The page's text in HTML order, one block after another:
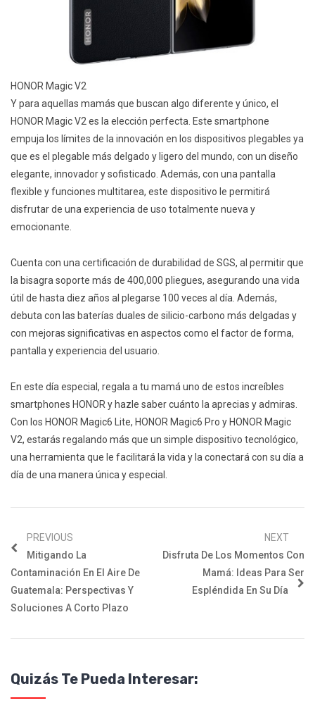
HONOR Magic V2
Y para aquellas mamás que buscan algo diferente y único, el
HONOR Magic V2 es la elección perfecta. Este smartphone
empuja los límites de la innovación en los dispositivos plegables ya
que es el plegable más delgado y ligero del mundo, con un diseño
elegante, innovador y sofisticado. Además, con una pantalla
flexible y funciones multitarea, este dispositivo le permitirá
disfrutar de una experiencia de uso totalmente nueva y
emocionante.
Cuenta con una certificación de durabilidad de SGS, al permitir que
la bisagra soporte más de 400,000 pliegues, asegurando una vida
útil de hasta diez años al plegarse 100 veces al día. Además,
debuta con las baterías duales de silicio-carbono más delgadas y
con mejoras significativas en aspectos como el factor de forma,
pantalla y experiencia del usuario.
En este día especial, regala a tu mamá uno de estos increíbles
smartphones HONOR y hazle saber cuánto la aprecias y admiras.
Con los HONOR Magic6 Lite, HONOR Magic6 Pro y HONOR Magic
V2, estarás regalando más que un simple dispositivo tecnológico,
una herramienta que le facilitará la vida y la conectará con su día a
día de una manera única y especial.
PREVIOUS
Mitigando La
Contaminación En El Aire De
Guatemala: Perspectivas Y
Soluciones A Corto Plazo
NEXT
Disfruta De Los Momentos Con
Mamá: Ideas Para Ser
Espléndida En Su Día
Quizás Te Pueda Interesar: